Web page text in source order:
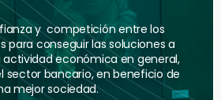
y competición entre los
para conseguir las soluciones a
actividad económica en general,
sector bancario, en beneficio de
mejor sociedad.